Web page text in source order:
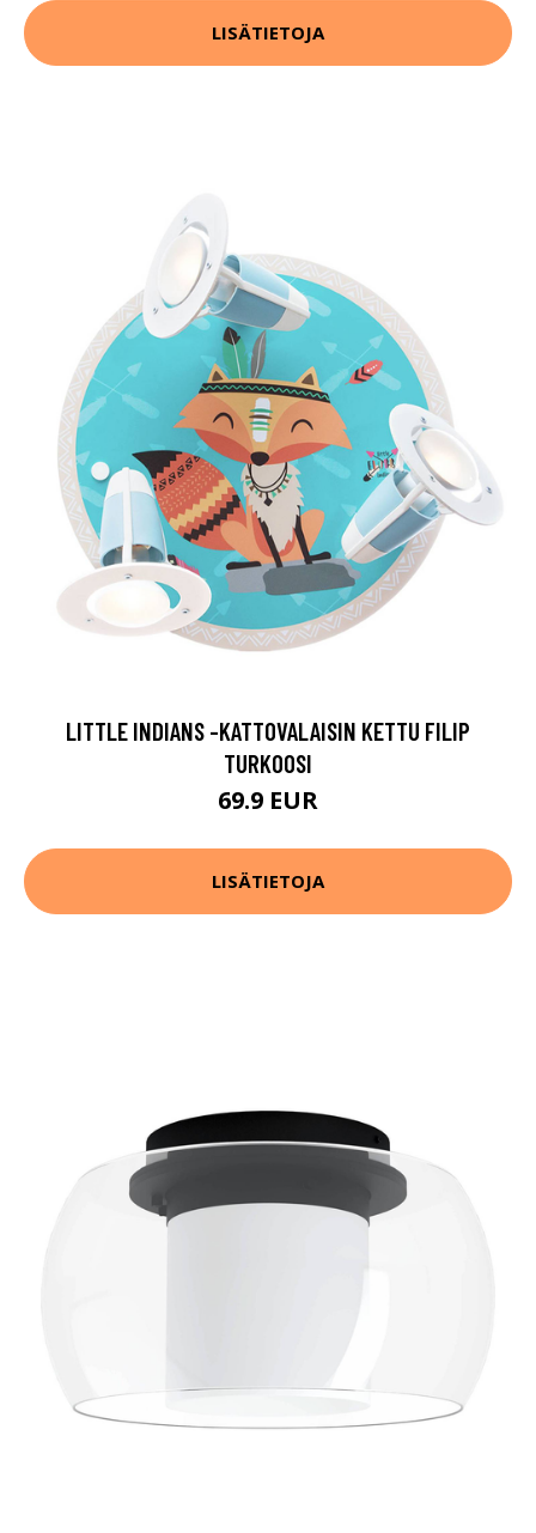
LISÄTIETOJA
LITTLE INDIANS -KATTOVALAISIN KETTU FILIP
TURKOOSI
69.9 EUR
LISÄTIETOJA